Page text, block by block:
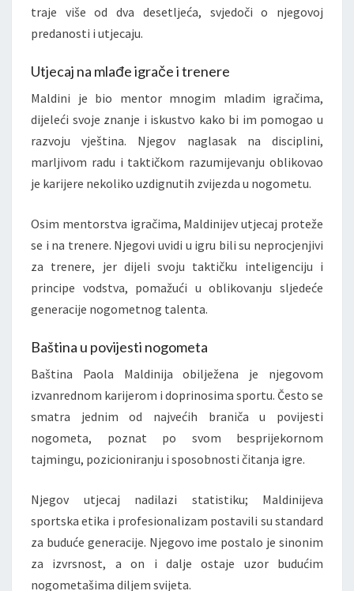
traje više od dva desetljeća, svjedoči o njegovoj
predanosti i utjecaju.
Utjecaj na mlađe igrače i trenere
Maldini je bio mentor mnogim mladim igračima,
dijeleći svoje znanje i iskustvo kako bi im pomogao u
razvoju vještina. Njegov naglasak na disciplini,
marljivom radu i taktičkom razumijevanju oblikovao
je karijere nekoliko uzdignutih zvijezda u nogometu.
Osim mentorstva igračima, Maldinijev utjecaj proteže
se i na trenere. Njegovi uvidi u igru bili su neprocjenjivi
za trenere, jer dijeli svoju taktičku inteligenciju i
principe vodstva, pomažući u oblikovanju sljedeće
generacije nogometnog talenta.
Baština u povijesti nogometa
Baština Paola Maldinija obilježena je njegovom
izvanrednom karijerom i doprinosima sportu. Često se
smatra jednim od najvećih braniča u povijesti
nogometa, poznat po svom besprijekornom
tajmingu, pozicioniranju i sposobnosti čitanja igre.
Njegov utjecaj nadilazi statistiku; Maldinijeva
sportska etika i profesionalizam postavili su standard
za buduće generacije. Njegovo ime postalo je sinonim
za izvrsnost, a on i dalje ostaje uzor budućim
nogometašima diljem svijeta.